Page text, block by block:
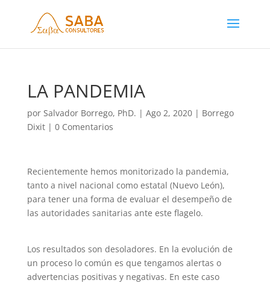
LA PANDEMIA
por Salvador Borrego, PhD. | Ago 2, 2020| Borrego
Dixit| 0 Comentarios
Recientemente hemos monitorizado la pandemia,
tanto a nivel nacional como estatal (Nuevo León),
para tener una forma de evaluar el desempeño de
las autoridades sanitarias ante este flagelo.
Los resultados son desoladores. En la evolución de
un proceso lo común es que tengamos alertas o
advertencias positivas y negativas. En este caso